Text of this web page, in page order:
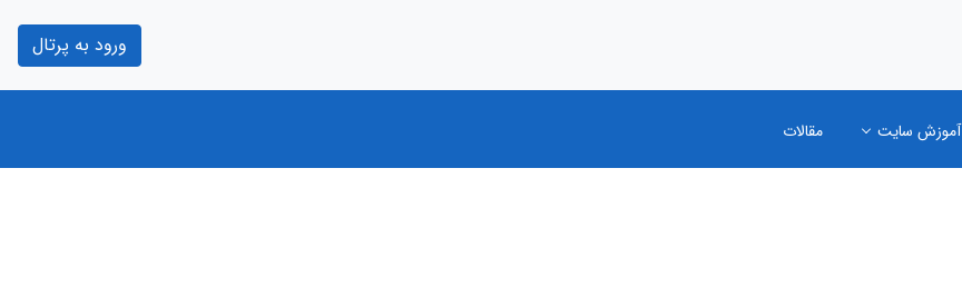
ورود به پرتال
آموزش سایت مقالات